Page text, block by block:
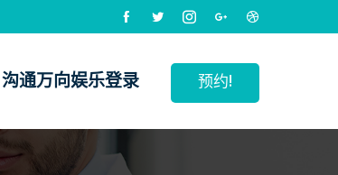
沟通万向娱乐登录 预约!